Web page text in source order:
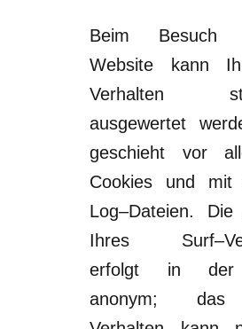
Beim Besuch
Website kann
Verhalten
ausgewertet
geschieht vor
Cookies und mit
Log–Dateien. Die
Ihres Surf–
erfolgt in der
anonym;